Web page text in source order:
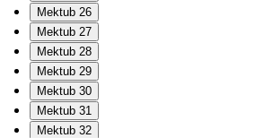
Mektub 26
Mektub 27
Mektub 28
Mektub 29
Mektub 30
Mektub 31
Mektub 32